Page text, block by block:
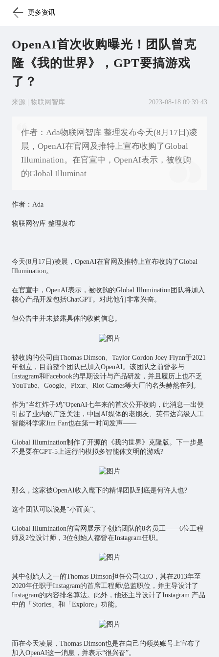
更多资讯
OpenAI首次收购曝光！团队曾克
隆《我的世界》，GPT要搞游戏
了？
来源 | 物联网智库 2023-08-18 09:39:43
作者：Ada物联网智库 整理发布今天(8月17日)凌
晨，OpenAI在官网及推特上宣布收购了Global
Illumination。在官宣中，OpenAI表示，被收购
的Global Illuminat
作者：Ada
物联网 智库 整理发布
今天(8月17日)凌晨，OpenAI在官网及推特上宣布收购了Global
Illumination。
在官宣中，OpenAI表示，被收购的Global Illumination团队将加入
核心产品开发包括ChatGPT。对此他们非常兴奋。
但公告中并未披露具体的收购信息。
被收购的公司由Thomas Dimson、Taylor Gordon Joey Flynn于2021
年创立，目前整个团队已加入OpenAI。该团队之前曾参与
Instagram和Facebook的早期设计与产品研发，并且履历上也不乏
YouTube、Google、Pixar、Riot Games等大厂的名头赫然在列。
作为“当红炸子鸡”OpenAI七年来的首次公开收购，此消息一出便
引起了业内的广泛关注，中国AI媒体的老朋友、英伟达高级 人工
智能科学家Jim Fan也在第一时间发声——
Global Illumination制作了开源的《我的世界》克隆版。下一步是
不是要在GPT-5上运行的模拟多智能体文明的游戏?
那么，这家被OpenAI收入麾下的精悍团队到底是何许人也?
这个团队可以说是“小而美”。
Global Illumination的官网展示了创始团队的8名员工——6位工程
师及2位设计师，3位创始人都曾在Instagram任职。
其中创始人之一的Thomas Dimson担任公司CEO，其在2013年至
2020年任职于Instagram的首席工程师/总监职位，并主导设计了
Instagram的内容排名算法。此外，他还主导设计了Instagram 产品
中的「Stories」和「Explore」功能。
而在今天凌晨，Thomas Dimson也是在自己的领英账号上宣布了
加入OpenAI这一消息，并表示“很兴奋”。